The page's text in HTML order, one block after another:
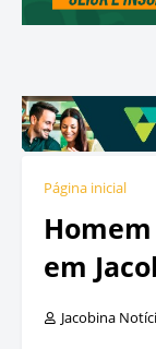
Página inicial
em
Jacobina